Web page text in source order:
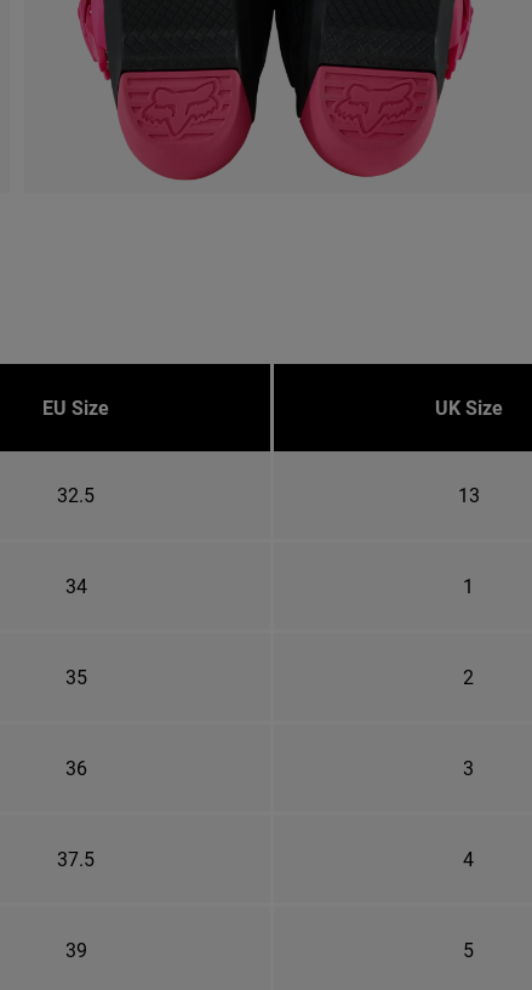
EU Size UK Size
32.5 13
34 1
35 2
36 3
37.5 4
39 5